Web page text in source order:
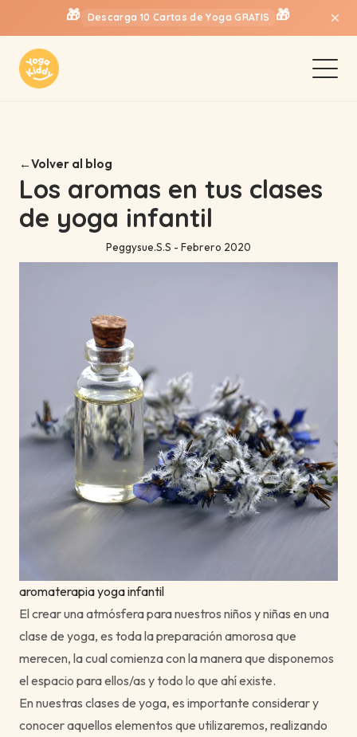
🎁 Descarga 10 Cartas de Yoga GRATIS 🎁 ×
Volver al blog
Los aromas en tus clases
de yoga infantil
Peggysue.S.S - Febrero 2020
aromaterapia yoga infantil
El crear una atmósfera para nuestros niños y niñas en una
clase de yoga, es toda la preparación amorosa que
merecen, la cual comienza con la manera que disponemos
el espacio para ellos/as y todo lo que ahí existe.
En nuestras clases de yoga, es importante considerar y
conocer aquellos elementos que utilizaremos, realizando